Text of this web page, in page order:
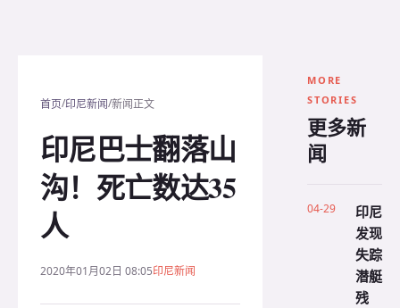
首页/印尼新闻/新闻正文
印尼巴士翻落山
沟！死亡数达35
人
2020年01月02日 08:05印尼新闻
MORE
STORIES
更多新
闻
04-29
印尼
发现
失踪
潜艇
残